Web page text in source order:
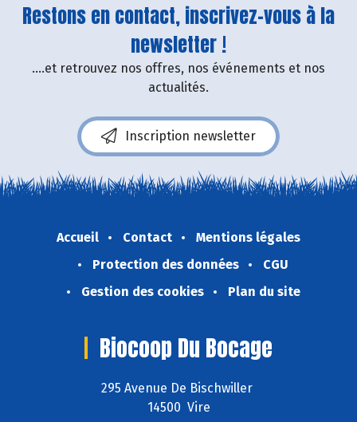
Restons en contact, inscrivez-vous à la
newsletter !
....et retrouvez nos offres, nos événements et nos
actualités.
Inscription newsletter
Accueil Contact
Mentions légales
Protection des données
CGU
Gestion des cookies
Plan du site
Biocoop Du Bocage
295 Avenue De Bischwiller
14500 Vire